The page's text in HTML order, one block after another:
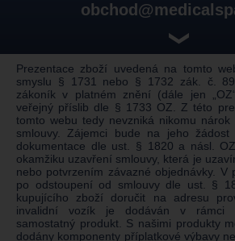
❯
Prezentace zboží uvedená na tomto
smyslu § 1731 nebo § 1732 zák. č.
zákoník v platném znění (dále jen
veřejný příslib dle § 1733 OZ. Z této
tomto webu tedy nevzniká nikomu
smlouvy. Zájemci bude na jeho žádost
dokumentace dle ust. § 1820 a násl.
okamžiku uzavření smlouvy, která je
nebo potvrzením závazné objednávky. V
po odstoupení od smlouvy dle ust. §
kupujícího zboží doručit na adresu
invalidní vozík je dodáván v rámci
samostatný produkt. S našimi produkty
dodány komponenty příplatkové výbavy